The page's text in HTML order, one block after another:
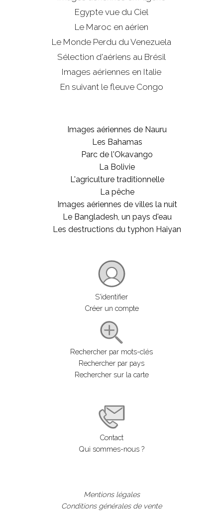
Egypte vue du Ciel
Le Maroc en aérien
Le Monde Perdu du Venezuela
Sélection d'aériens au Brésil
Images aériennes en Italie
En suivant le fleuve Congo
Images aériennes de Nauru
Les Bahamas
Parc de l'Okavango
La Bolivie
L'agriculture traditionnelle
La pêche
Images aériennes de villes la nuit
Le Bangladesh, un pays d'eau
Les destructions du typhon Haiyan
S'identifier
Créer un compte
Rechercher par mots-clés
Rechercher par pays
Rechercher sur la carte
Contact
Qui sommes-nous ?
Mentions légales
Conditions générales de vente